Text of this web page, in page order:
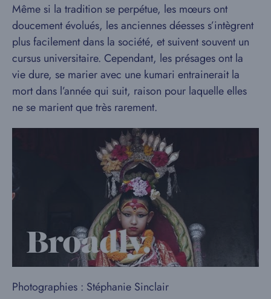
Même si la tradition se perpétue, les mœurs ont
doucement évolués, les anciennes déesses s’intègrent
plus facilement dans la société, et suivent souvent un
cursus universitaire. Cependant, les présages ont la
vie dure, se marier avec une kumari entrainerait la
mort dans l’année qui suit, raison pour laquelle elles
ne se marient que très rarement.
Photographies : Stéphanie Sinclair